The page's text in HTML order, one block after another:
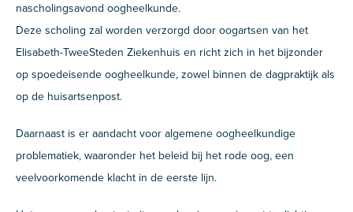
nascholingsavond oogheelkunde.
Deze scholing zal worden verzorgd door oogartsen van het
Elisabeth-TweeSteden Ziekenhuis en richt zich in het bijzonder
op spoedeisende oogheelkunde, zowel binnen de dagpraktijk als
op de huisartsenpost.
Daarnaast is er aandacht voor algemene oogheelkundige
problematiek, waaronder het beleid bij het rode oog, een
veelvoorkomende klacht in de eerste lijn.